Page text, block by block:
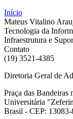
Início
Mateus Vitalino
Tecnologia da
Infraestrutura e
Contato
(19) 3521-4385
Diretoria Geral de
Praça das Bandeiras
Universitária
Brasil - CEP: 13083-